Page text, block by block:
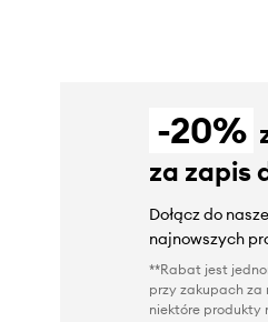
-20%
za zapis
Dołącz do
najnowszych
**Rabat jest
przy zakupach za
niektóre produkty